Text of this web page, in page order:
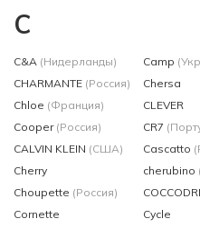
C
C&A (Нидерланды)
CHARMANTE (Россия)
Chloe (Франция)
Cooper (Россия)
CALVIN KLEIN (США)
Cherry
Choupette (Россия)
Cornette
Camp
Chersa
CLEVER
CR7
Cascatto
cherubino
Cycle